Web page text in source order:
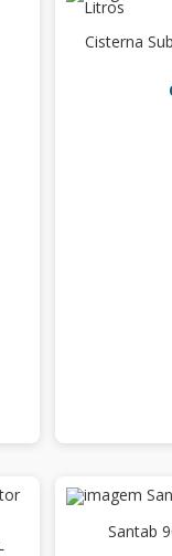
Cisterna
Santab